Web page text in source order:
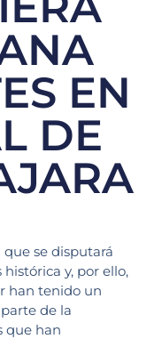
EN
DE
se disputará
y, por ello,
han tenido un
de la
que han